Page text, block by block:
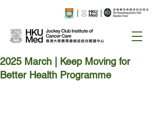
2025 March | Keep Moving for
Better Health Programme